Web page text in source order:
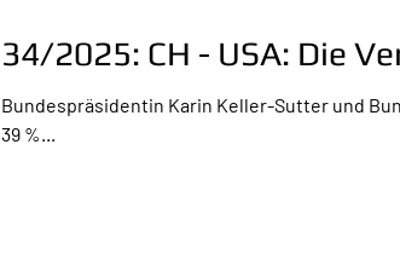
34/2025: CH - USA: Die
Bundespräsidentin Karin Keller-Sutter und
39 %...